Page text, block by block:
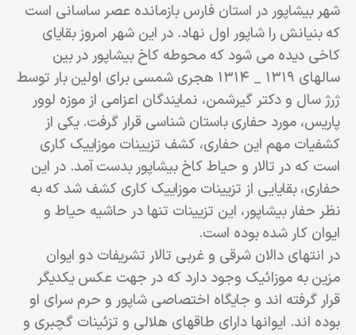
شهر بیشاپور در استان فارس بازمانده عصر ساسانی است
که بنیانش را شاپور اول نهاد. در این شهر امروز بقایای
کاخی دیده می شود که محوطه کاخ بیشاپور در بین
سالهاي ۱۳۱۹ _ ۱۳۱۴ هجري شمسي براي اولین بار توسط
ژرژ سال و دکتر گیرشمن، نمایندگان اعزامي از موزه لوور
پاریس، مورد حفاری باستان شناسی قرار گرفت. یکی از
کشفیات مهم این حفاری، کشف تزیینات موزاییک کاری
است که در تالار و حیاط کاخ بیشاپور بدست آمد. در این
حفاری، بقایایی از تزیینات موزاییک کاری کشف شد که به
نظر حفار بیشاپور، این تزیینات تنها در حاشیه حیاط و
ایوان کار شده بوده است.
در انتهای دالان شرقی و غربی تالار تشریفات دو ایوان
مزین به موزائیک وجود دارد که در جهت عکس یکدیگر
قرار گرفته اند و جایگاه اختصاصی شاپور و حرم سرای او
بوده اند. ایوانها دارای طاقهای هلالی و تزئینات گچبری و